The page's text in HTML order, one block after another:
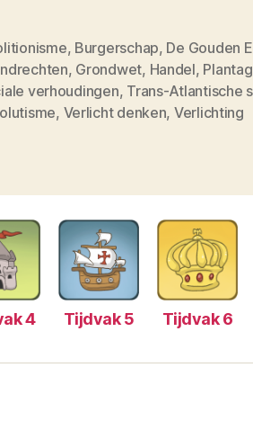
, Burgerschap, De Gouden
, Grondwet, Handel,
verhoudingen, Trans-Atlantische
, Verlicht denken, Verlichting
4 Tijdvak 5 Tijdvak 6